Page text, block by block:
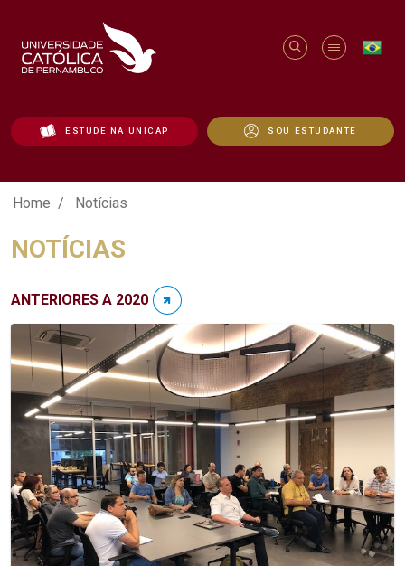
ESTUDE NA UNICAP SOU ESTUDANTE
Notícias - Unicap
Home Notícias
NOTÍCIAS
ANTERIORES A 2020